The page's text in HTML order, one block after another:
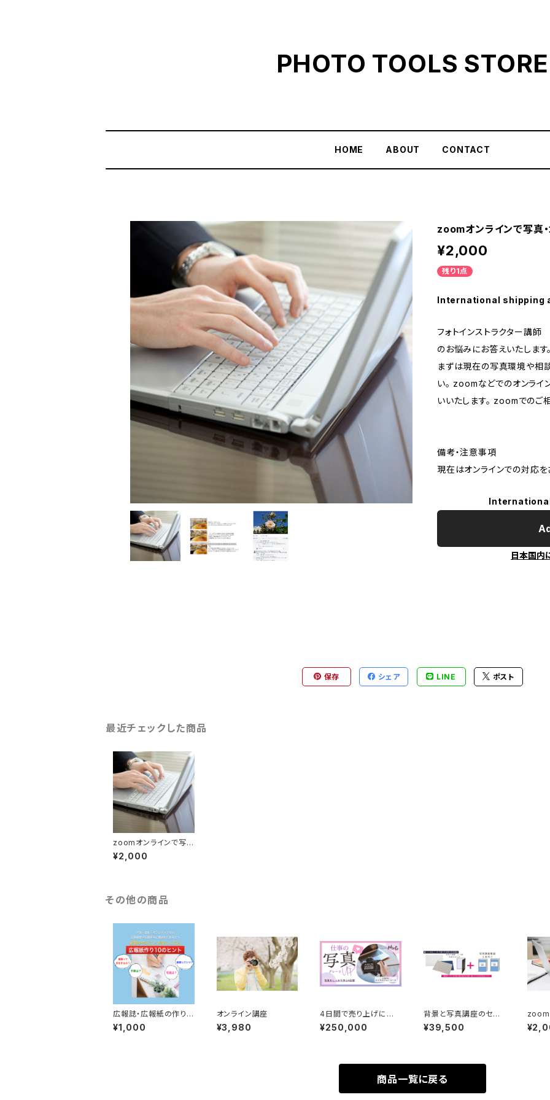
PHOTO TOOLS STORE
HOME ABOUT CONTACT
zoomオンラインで写真
¥2,000
残り1点
International shipping
フォトインストラクター講
のお悩みにお答えいたします。
まずは現在の写真環境や相
い。 zoomなどでのオンラ
いいたします。 zoomでのご
備考・注意事項
現在はオンラインでの対応を
日本国内
保存 シェア LINE ポスト
最近チェックした商品
zoomオンラインで写
真・カメラの困りごと相
談室
¥2,000
その他の商品
広報誌・広報紙の作り
方具体的なヒントをお
伝えします
¥1,000
オンライン講座
¥3,980
4日間で売り上げに関
わる写真の撮り方を学
ぶビジネスフォトコース
¥250,000
背景と写真講座のセッ
ト
¥39,500
zoom
な事
相談
商品一覧に戻る